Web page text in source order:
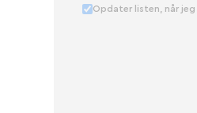
Opdater listen, når